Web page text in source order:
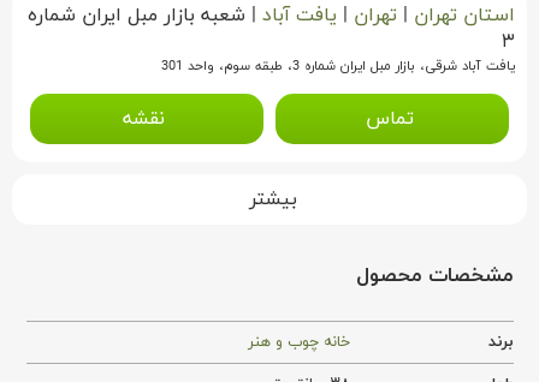
استان تهران | تهران | یافت آباد | شعبه بازار مبل ایران شماره
۳
یافت آباد شرقی، بازار مبل ایران شماره 3، طبقه سوم، واحد 301
تماس نقشه
بیشتر
مشخصات محصول
برند
خانه چوب و هنر